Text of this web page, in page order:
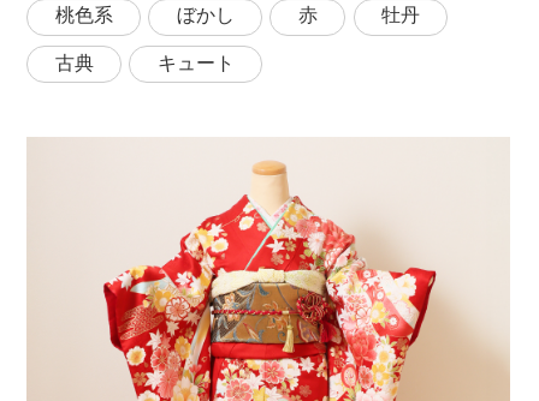
桃色系
ぼかし 赤
牡丹
古典
キュート